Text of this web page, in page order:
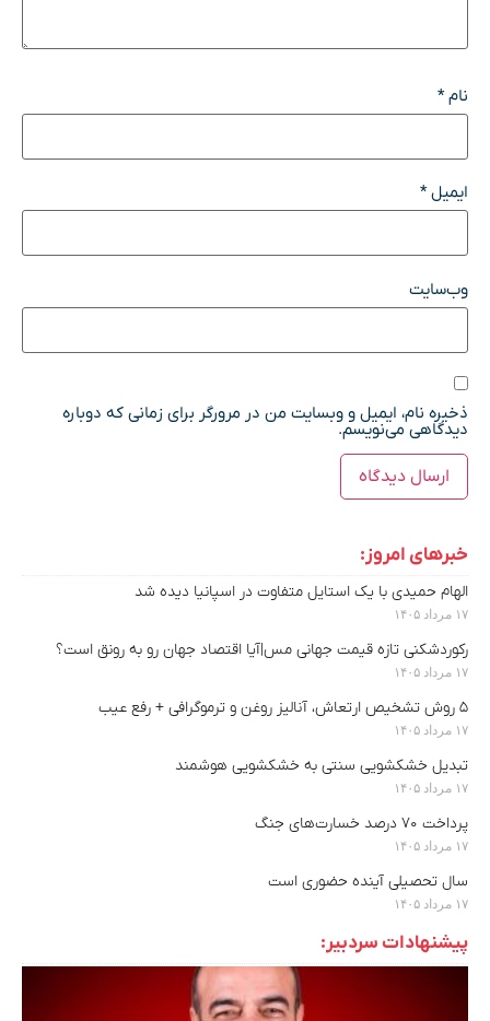
نام*
ایمیل*
وب‌سایت
ذخیره نام، ایمیل و وبسایت من در مرورگر برای زمانی که دوباره
دیدگاهی می‌نویسم.
خبرهای امروز:
الهام حمیدی با یک استایل متفاوت در اسپانیا دیده شد
۱۷ مرداد ۱۴۰۵
رکوردشکنی تازه قیمت جهانی مس|آیا اقتصاد جهان رو به رونق است؟
۱۷ مرداد ۱۴۰۵
۵ روش تشخیص ارتعاش، آنالیز روغن و ترموگرافی + رفع عیب
۱۷ مرداد ۱۴۰۵
تبدیل خشکشویی سنتی به خشکشویی هوشمند
۱۷ مرداد ۱۴۰۵
پرداخت ۷۰ درصد خسارت‌های جنگ
۱۷ مرداد ۱۴۰۵
سال تحصیلی آینده حضوری است
۱۷ مرداد ۱۴۰۵
پیشنهادات سردبیر: